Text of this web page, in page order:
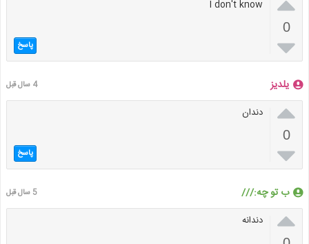
0

I don't know
پاسخ
یلدیز 4 سال قبل

0

دندان
پاسخ
ب تو چه:/// 5 سال قبل
 دندانه